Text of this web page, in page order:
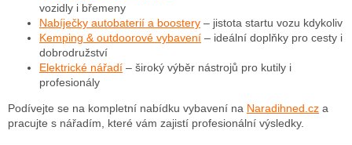
k
y
ý
s
u
vozidly i břemeny
Nabíječky autobaterií a boostery – jistota startu vozu kdykoliv
Kemping & outdoorové vybavení – ideální doplňky pro cesty i
dobrodružství
Elektrické nářadí – široký výběr nástrojů pro kutily i
profesionály
Podívejte se na kompletní nabídku vybavení na Naradihned.cz a
pracujte s nářadím, které vám zajistí profesionální výsledky.